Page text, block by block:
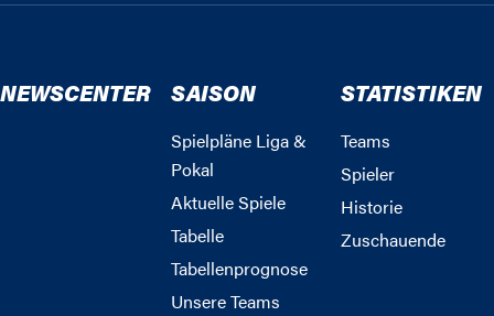
NEWSCENTER SAISON
Spielpläne Liga &
Pokal
Aktuelle Spiele
Tabelle
Tabellenprognose
Unsere Teams
STATISTIKEN
Teams
Spieler
Historie
Zuschauende